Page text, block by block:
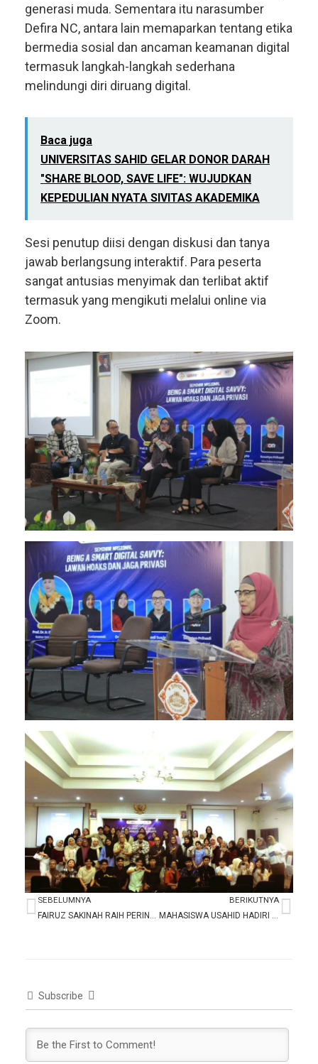
generasi muda. Sementara itu narasumber
Defira NC, antara lain memaparkan tentang etika
bermedia sosial dan ancaman keamanan digital
termasuk langkah-langkah sederhana
melindungi diri diruang digital.
Baca juga
UNIVERSITAS SAHID GELAR DONOR DARAH
"SHARE BLOOD, SAVE LIFE": WUJUDKAN
KEPEDULIAN NYATA SIVITAS AKADEMIKA
Sesi penutup diisi dengan diskusi dan tanya
jawab berlangsung interaktif. Para peserta
sangat antusias menyimak dan terlibat aktif
termasuk yang mengikuti melalui online via
Zoom.
Prev
SEBELUMNYA
FAIRUZ SAKINAH RAIH PERINGKAT 3 LOMBA MENYANYI DI GEDUNG KESENIAN JAKARTA
BERIKUTNYA
MAHASISWA USAHID HADIRI INDONESIA AGRICULTURAL BIOTECHNOLOGY SHOWCASE 2025 KEDUTAAN BESAR AS
Subscribe